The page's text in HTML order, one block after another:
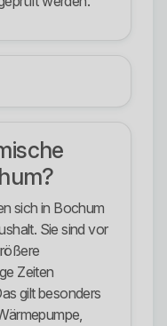
sich in Bochum
Sie sind vor
Zeiten
gilt besonders